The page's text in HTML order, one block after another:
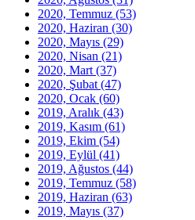
2020, Temmuz (53)
2020, Haziran (30)
2020, Mayıs (29)
2020, Nisan (21)
2020, Mart (37)
2020, Şubat (47)
2020, Ocak (60)
2019, Aralık (43)
2019, Kasım (61)
2019, Ekim (54)
2019, Eylül (41)
2019, Ağustos (44)
2019, Temmuz (58)
2019, Haziran (63)
2019, Mayıs (37)